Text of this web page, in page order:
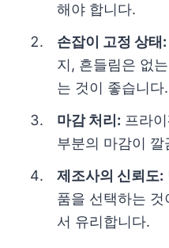
해야 합니다.
손잡이 고정 상태:
지, 흔들림은 없
는 것이 좋습니다.
마감 처리: 프라
부분의 마감이
제조사의 신뢰도:
품을 선택하는 것
서 유리합니다.